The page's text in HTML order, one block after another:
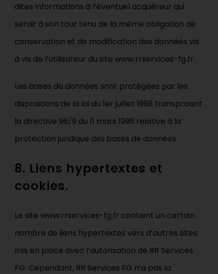
dites informations à l’éventuel acquéreur qui
serait à son tour tenu de la même obligation de
conservation et de modification des données vis
à vis de l’utilisateur du site www.rrservices-fg.fr.
Les bases de données sont protégées par les
dispositions de la loi du 1er juillet 1998 transposant
la directive 96/9 du 11 mars 1996 relative à la
protection juridique des bases de données.
8. Liens hypertextes et
cookies.
Le site www.rrservices-fg.fr contient un certain
nombre de liens hypertextes vers d’autres sites,
mis en place avec l’autorisation de RR Services
FG. Cependant, RR Services FG n’a pas la